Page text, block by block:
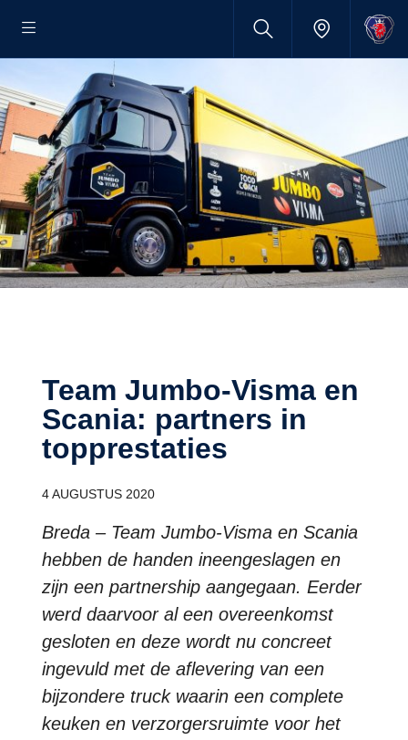
Team Jumbo-Visma en
Scania: partners in
topprestaties
4 AUGUSTUS 2020
Breda – Team Jumbo-Visma en Scania
hebben de handen ineengeslagen en
zijn een partnership aangegaan. Eerder
werd daarvoor al een overeenkomst
gesloten en deze wordt nu concreet
ingevuld met de aflevering van een
bijzondere truck waarin een complete
keuken en verzorgersruimte voor het